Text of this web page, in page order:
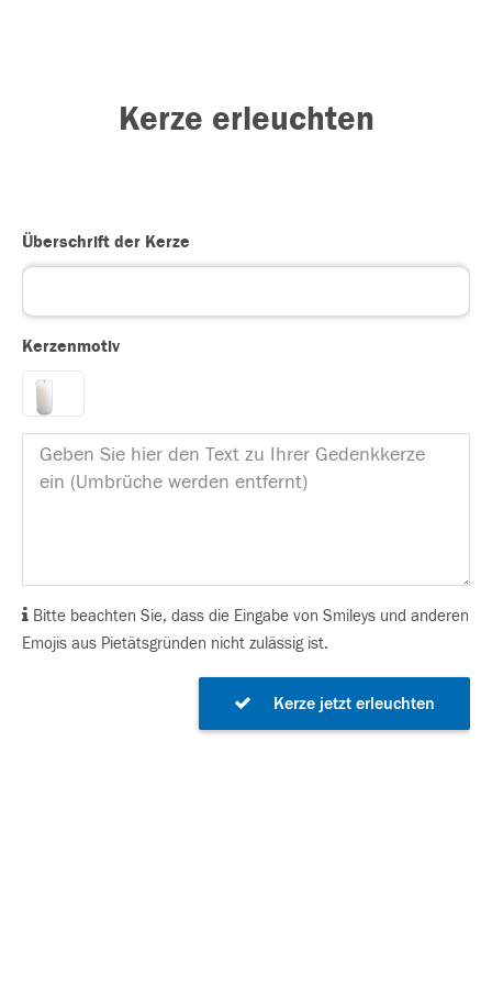
Kerze erleuchten
Überschrift der Kerze
Kerzenmotiv
Bitte beachten Sie, dass die Eingabe von Smileys und anderen
Emojis aus Pietätsgründen nicht zulässig ist.
Kerze jetzt erleuchten